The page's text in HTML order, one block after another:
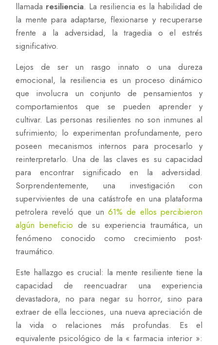
llamada resiliencia. La resiliencia es la habilidad de
la mente para adaptarse, flexionarse y recuperarse
frente a la adversidad, la tragedia o el estrés
significativo.
Lejos de ser un rasgo innato o una dureza
emocional, la resiliencia es un proceso dinámico
que involucra un conjunto de pensamientos y
comportamientos que se pueden aprender y
cultivar. Las personas resilientes no son inmunes al
sufrimiento; lo experimentan profundamente, pero
poseen mecanismos internos para procesarlo y
reinterpretarlo. Una de las claves es su capacidad
para encontrar significado en la adversidad.
Sorprendentemente, una investigación con
supervivientes de una catástrofe en una plataforma
petrolera reveló que un61% de ellos percibieron
algún beneficio de su experiencia traumática, un
fenómeno conocido como crecimiento post-
traumático.
Este hallazgo es crucial: la mente resiliente tiene la
capacidad de reencuadrar una experiencia
devastadora, no para negar su horror, sino para
extraer de ella lecciones, una nueva apreciación de
la vida o relaciones más profundas. Es el
equivalente psicológico de la « farmacia interior »: